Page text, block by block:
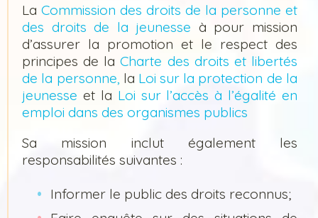
LaCommission des droits de la personne et
des droits de la jeunesse à pour mission
d’assurer la promotion et le respect des
principes de laCharte des droits et libertés
de la personne, la Loi sur la protection de la
jeunesse et la Loi sur l’accès à l’égalité en
emploi dans des organismes publics
Sa mission inclut également les
responsabilités suivantes :
Informer le public des droits reconnus;